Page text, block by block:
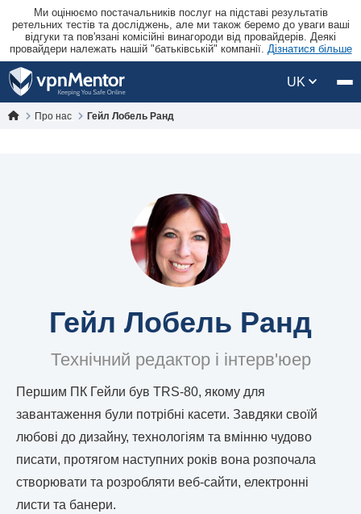
Ми оцінюємо постачальників послуг на підставі результатів
ретельних тестів та досліджень, але ми також беремо до уваги ваші
відгуки та пов'язані комісійні винагороди від провайдерів. Деякі
провайдери належать нашій "батьківській" компанії. Дізнатися більше
UK
Про нас Гейл Лобель Ранд
Гейл Лобель Ранд
Технічний редактор і інтерв'юер
Першим ПК Гейли був TRS-80, якому для
завантаження були потрібні касети. Завдяки своїй
любові до дизайну, технологіям та вмінню чудово
писати, протягом наступних років вона розпочала
створювати та розробляти веб-сайти, електронні
листи та банери.